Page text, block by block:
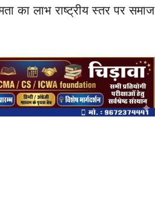
का लाभ राष्ट्रीय स्तर पर समाज